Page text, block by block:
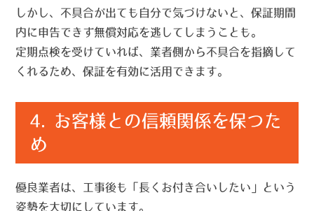
しかし、不具合が出ても自分で気づけないと、保証期間
内に申告できず無償対応を逃してしまう ことも。
定期点検を受けていれば、業者側から不具合を指摘して
くれるため、保証を有効に活用できます。
4. お客様との信頼関係を保つた
め
優良業者は、工事後も「長くお付き合いしたい」という
姿勢を大切にしています。